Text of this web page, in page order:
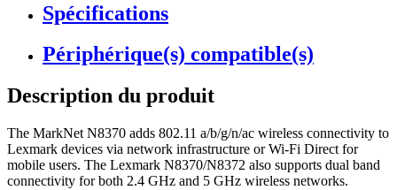
Spécifications
Périphérique(s) compatible(s)
Description du produit
The MarkNet N8370 adds 802.11 a/b/g/n/ac wireless connectivity to
Lexmark devices via network infrastructure or Wi-Fi Direct for
mobile users. The Lexmark N8370/N8372 also supports dual band
connectivity for both 2.4 GHz and 5 GHz wireless networks.